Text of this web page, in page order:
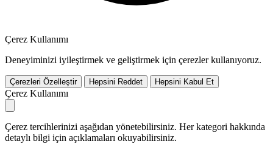
Çerez Kullanımı
Deneyiminizi iyileştirmek ve geliştirmek için çerezler kullanıyoruz.
Çerezleri Özelleştir Hepsini Reddet Hepsini Kabul Et
Çerez Kullanımı
Çerez tercihlerinizi aşağıdan yönetebilirsiniz. Her kategori hakkında
detaylı bilgi için açıklamaları okuyabilirsiniz.